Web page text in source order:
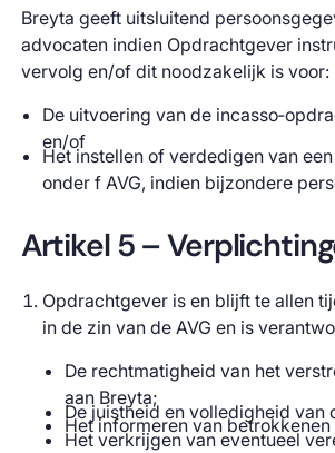
Breyta geeft uitsluitend
advocaten indien Opdrachtgever
vervolg en/of dit noodzakelijk is voor:
De uitvoering van de
en/of
Het instellen of verdedigen van
onder f AVG, indien bijzondere
Artikel 5 –
Opdrachtgever is en blijft te allen
in de zin van de AVG en is
De rechtmatigheid van het
aan Breyta;
De juistheid en volledigheid
Het informeren van betrokkenen
Het verkrijgen van eventueel